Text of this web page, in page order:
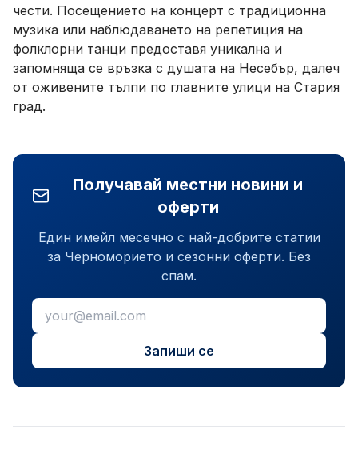
чести. Посещението на концерт с традиционна
музика или наблюдаването на репетиция на
фолклорни танци предоставя уникална и
запомняща се връзка с душата на Несебър, далеч
от оживените тълпи по главните улици на Стария
град.
Получавай местни новини и
оферти
Един имейл месечно с най-добрите статии
за Черноморието и сезонни оферти. Без
спам.
Запиши се